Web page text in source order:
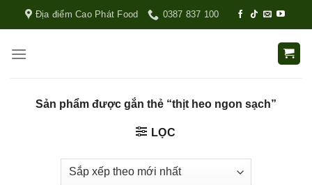
Địa điểm Cao Phát Food 0387 837 100
Sản phẩm được gắn thẻ “thịt heo ngon sạch”
LỌC